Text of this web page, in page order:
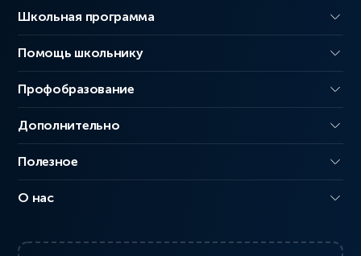
Школьная программа
Помощь школьнику
Профобразование
Дополнительно
Полезное
О нас